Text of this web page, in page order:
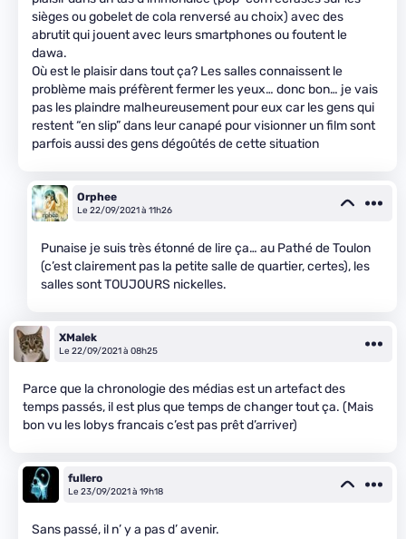
sièges ou gobelet de cola renversé au choix) avec des
abrutit qui jouent avec leurs smartphones ou foutent le
dawa.
Où est le plaisir dans tout ça? Les salles connaissent le
problème mais préfèrent fermer les yeux… donc bon… je vais
pas les plaindre malheureusement pour eux car les gens qui
restent “en slip” dans leur canapé pour visionner un film sont
parfois aussi des gens dégoûtés de cette situation
Orphee
Le 22/09/2021 à 11h26
Punaise je suis très étonné de lire ça… au Pathé de Toulon
(c’est clairement pas la petite salle de quartier, certes), les
salles sont TOUJOURS nickelles.
XMalek
Le 22/09/2021 à 08h25
Parce que la chronologie des médias est un artefact des
temps passés, il est plus que temps de changer tout ça. (Mais
bon vu les lobys francais c’est pas prêt d’arriver)
fullero
Le 23/09/2021 à 19h18
Sans passé, il n’ y a pas d’ avenir.